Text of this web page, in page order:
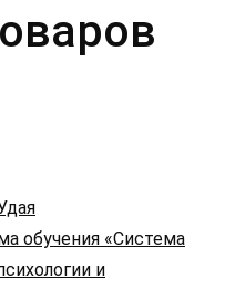
обучения «Система
и